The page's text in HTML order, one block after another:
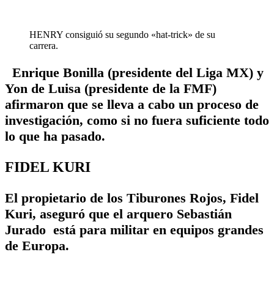
HENRY consiguió su segundo «hat-trick» de su
carrera.
Enrique Bonilla (presidente del Liga MX) y
Yon de Luisa (presidente de la FMF)
afirmaron que se lleva a cabo un proceso de
investigación, como si no fuera suficiente todo
lo que ha pasado.
FIDEL KURI
El propietario de los Tiburones Rojos, Fidel
Kuri, aseguró que el arquero Sebastián
Jurado está para militar en equipos grandes
de Europa.